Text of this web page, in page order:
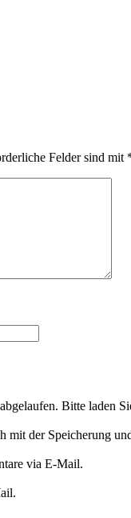
Felder sind mit
Bitte laden
der Speicherung
via E-Mail.